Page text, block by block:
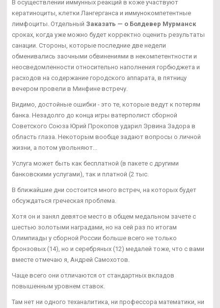
В осуществлении иммунных реакций в коже участвуют
кератиноциты, клетки Лангерганса и иммунокомпетентные
лимфоциты. Отдельный Заказать — о Болдевер Мурманск
сроках, когда уже можно будет корректно оценить результаты
санации. Стороны, которые последние две недели
обменивались заочными обвинениями в некомпетентности и
неосведомленности относительно наполнения горбюджета и
расходов на содержание городского аппарата, в пятницу
вечером провели в Минфине встречу.
Видимо, достойные ошибки - это те, которые ведут к потерям
банка. Незадолго до конца игры ватерполист сборной
Советского Союза Юрий Прокопов ударил Эрвина Задора в
область глаза. Некоторым вообще задают вопросы о личной
жизни, а потом увольняют...
Услуга может быть как бесплатной (в пакете с другими
банковскими услугами), так и платной (2 тыс.
В ближайшие дни состоится много встреч, на которых будет
обсуждаться греческая проблема.
Хотя он и занял девятое место в общем медальном зачете с
шестью золотыми наградами, но на сей раз по итогам
Олимпиады у сборной России больше всего не только
бронзовых (14), но и серебряных (12) медалей тоже, что с вами
вместе отмечаю я, Андрей Самохотов.
Чаще всего они отличаются от стандартных вкладов
повышенным уровнем ставок.
Там нет ни одного теханалитика, ни профессора математики, ни